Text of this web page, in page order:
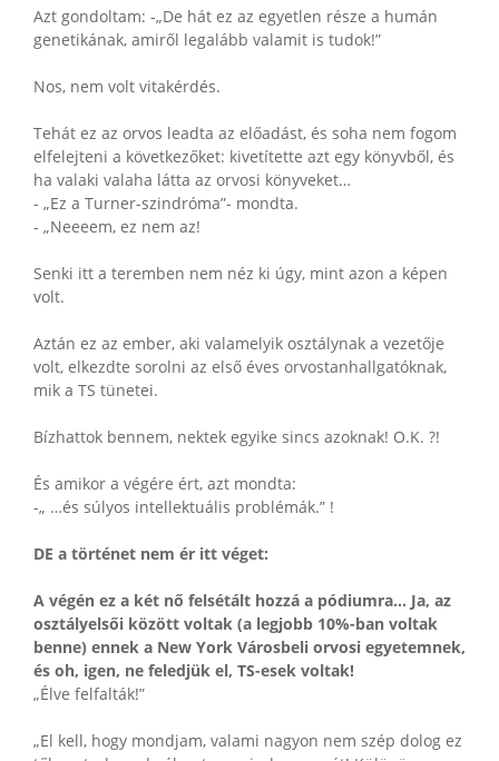
Azt gondoltam: -„De hát ez az egyetlen része a humán
genetikának, amiről legalább valamit is tudok!”
Nos, nem volt vitakérdés.
Tehát ez az orvos leadta az előadást, és soha nem fogom
elfelejteni a következőket: kivetítette azt egy könyvből, és
ha valaki valaha látta az orvosi könyveket…
- „Ez a Turner-szindróma”- mondta.
- „Neeeem, ez nem az!
Senki itt a teremben nem néz ki úgy, mint azon a képen
volt.
Aztán ez az ember, aki valamelyik osztálynak a vezetője
volt, elkezdte sorolni az első éves orvostanhallgatóknak,
mik a TS tünetei.
Bízhattok bennem, nektek egyike sincs azoknak! O.K. ?!
És amikor a végére ért, azt mondta:
-„ …és súlyos intellektuális problémák.” !
DE a történet nem ér itt véget:
A végén ez a két nő felsétált hozzá a pódiumra… Ja, az
osztályelsői között voltak (a legjobb 10%-ban voltak
benne) ennek a New York Városbeli orvosi egyetemnek,
és oh, igen, ne feledjük el, TS-esek voltak!
„Élve felfalták!”
„El kell, hogy mondjam, valami nagyon nem szép dolog ez